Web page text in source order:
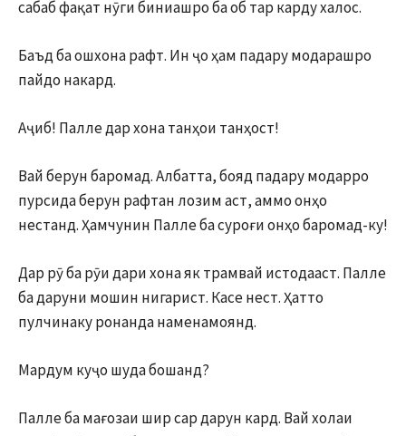
сабаб фақат нӯги биниашро ба об тар карду халос.
Баъд ба ошхона рафт. Ин ҷо ҳам падару модарашро
пайдо накард.
Аҷиб! Палле дар хона танҳои танҳост!
Вай берун баромад. Албатта, бояд падару модарро
пурсида берун рафтан лозим аст, аммо онҳо
нестанд. Ҳамчунин Палле ба суроғи онҳо баромад-ку!
Дар рӯ ба рӯи дари хона як трамвай истодааст. Палле
ба даруни мошин нигарист. Касе нест. Ҳатто
пулчинаку ронанда наменамоянд.
Мардум куҷо шуда бошанд?
Палле ба мағозаи шир сар дарун кард. Вай холаи